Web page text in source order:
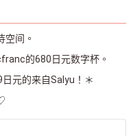
空间。
的680日元数字杯。
元的来自Salyu！＊